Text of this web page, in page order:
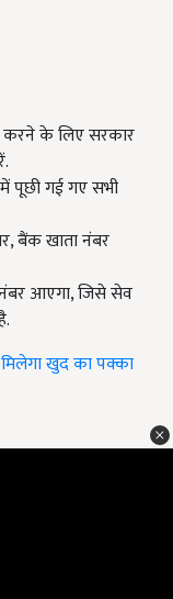
के लिए सरकार
पूछी गई गए सभी
बैंक खाता नंबर
आएगा, जिसे सेव
खुद का पक्का